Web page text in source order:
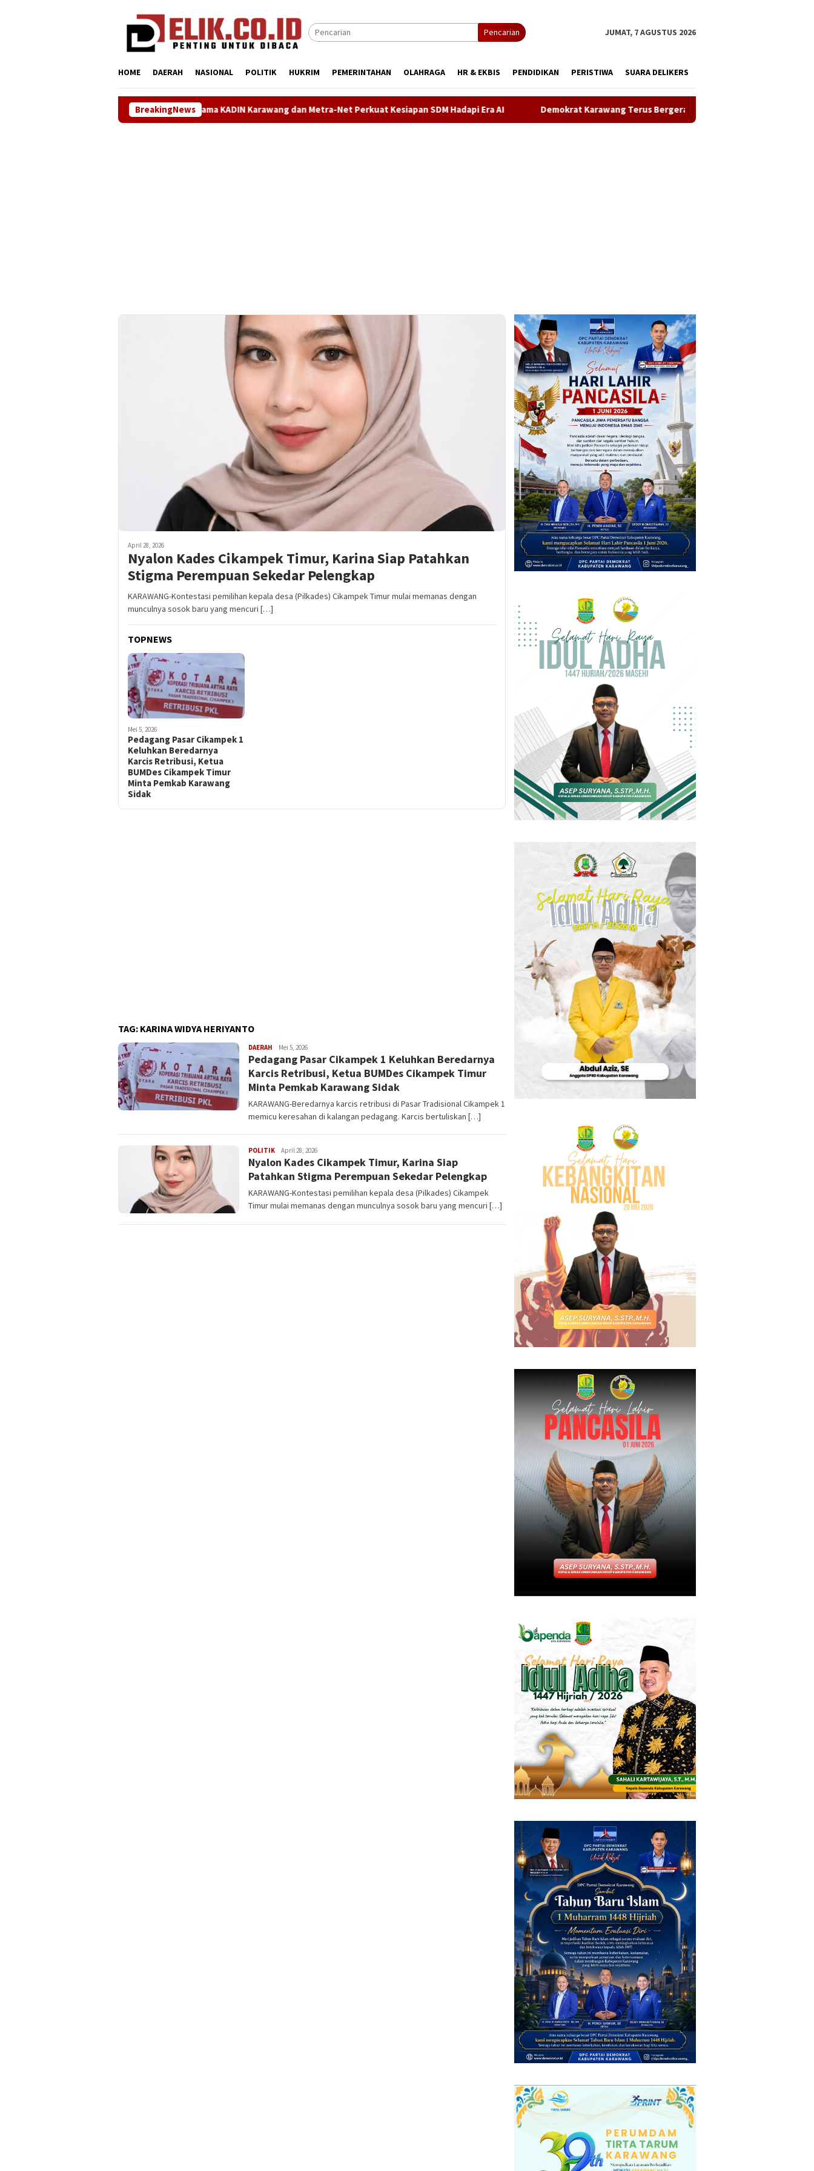
Pencarian JUMAT, 7 AGUSTUS 2026
HOME DAERAH NASIONAL POLITIK HUKRIM PEMERINTAHAN OLAHRAGA HR & EKBIS PENDIDIKAN PERISTIWA SUARA DELIKERS
BreakingNews
Sinergi ASOKA Bersama KADIN Karawang dan Metra-Net Perkuat Kesiapan SDM Hadapi Era AI Demokrat Karawang Terus Bergerak Bersihkan Lingkungan, Wujudkan Langit Biru dan
April 28, 2026
Nyalon Kades Cikampek Timur, Karina Siap Patahkan
Stigma Perempuan Sekedar Pelengkap
KARAWANG-Kontestasi pemilihan kepala desa (Pilkades) Cikampek Timur mulai memanas dengan
munculnya sosok baru yang mencuri […]
TOPNEWS
Mei 5, 2026
Pedagang Pasar Cikampek 1
Keluhkan Beredarnya
Karcis Retribusi, Ketua
BUMDes Cikampek Timur
Minta Pemkab Karawang
Sidak
TAG: KARINA WIDYA HERIYANTO
DAERAH Latifudin
Manaf
Mei 5, 2026
Pedagang Pasar Cikampek 1 Keluhkan Beredarnya
Karcis Retribusi, Ketua BUMDes Cikampek Timur
Minta Pemkab Karawang Sidak
‎‎KARAWANG-Beredarnya karcis retribusi di Pasar Tradisional Cikampek 1
memicu keresahan di kalangan pedagang. Karcis bertuliskan […]
POLITIK Latifudin
Manaf
April 28, 2026
Nyalon Kades Cikampek Timur, Karina Siap
Patahkan Stigma Perempuan Sekedar Pelengkap
KARAWANG-Kontestasi pemilihan kepala desa (Pilkades) Cikampek
Timur mulai memanas dengan munculnya sosok baru yang mencuri […]